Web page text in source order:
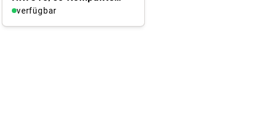
Küchenmaschine
verfügbar